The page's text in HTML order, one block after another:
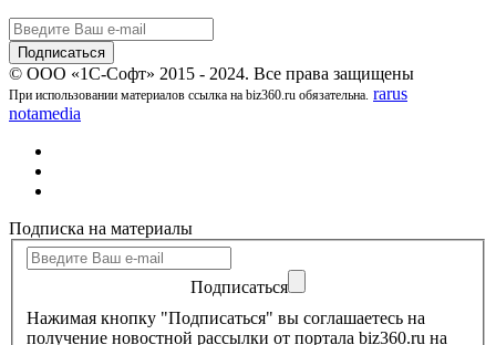
© ООО «1С-Софт» 2015 - 2024. Все права защищены
При использовании материалов ссылка на biz360.ru обязательна. rarus
notamedia
Подписка на материалы
Подписаться
Нажимая кнопку "Подписаться" вы соглашаетесь на
получение новостной рассылки от портала biz360.ru на